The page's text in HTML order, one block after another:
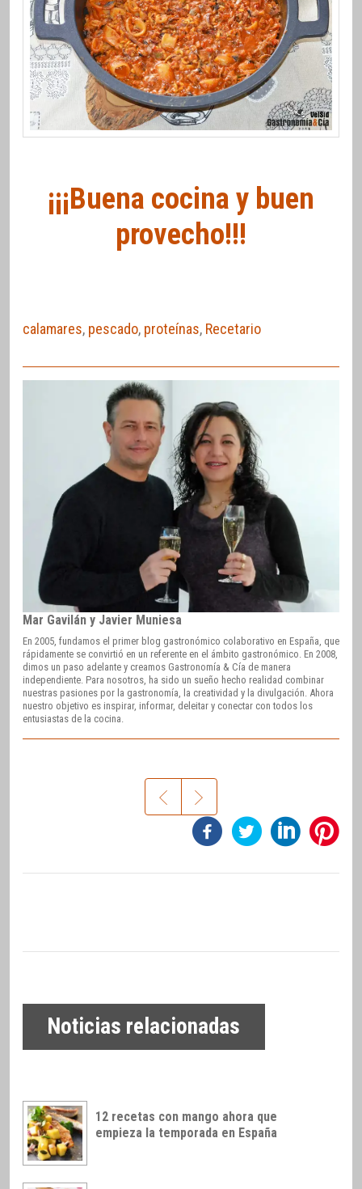
¡¡¡Buena cocina y buen
provecho!!!
calamares, pescado, proteínas, Recetario
Mar Gavilán y Javier Muniesa
En 2005, fundamos el primer blog gastronómico colaborativo en España, que
rápidamente se convirtió en un referente en el ámbito gastronómico. En 2008,
dimos un paso adelante y creamos Gastronomía & Cía de manera
independiente. Para nosotros, ha sido un sueño hecho realidad combinar
nuestras pasiones por la gastronomía, la creatividad y la divulgación. Ahora
nuestro objetivo es inspirar, informar, deleitar y conectar con todos los
entusiastas de la cocina.
Noticias relacionadas
12 recetas con mango ahora que
empieza la temporada en España